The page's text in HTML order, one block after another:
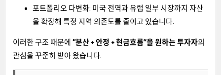
포트폴리오 다변화: 미국 전역과 유럽 일부 시장까지 자산
을 확장해 특정 지역 의존도를 줄이고 있습니다.
이러한 구조 때문에 “분산 + 안정 + 현금흐름”을 원하는 투자자의
관심을 꾸준히 받아 왔습니다.